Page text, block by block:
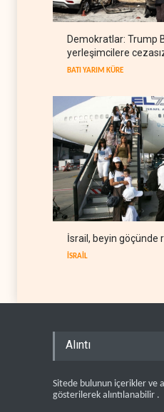
ABD
Demokratlar: Trump
yerleşimcilere
BATI YARIM KÜRE
İsrail, beyin göçünde
İSRAİL
Alıntı
Sitede bulunun içerikler ve
gösterilerek alıntılanabilir .